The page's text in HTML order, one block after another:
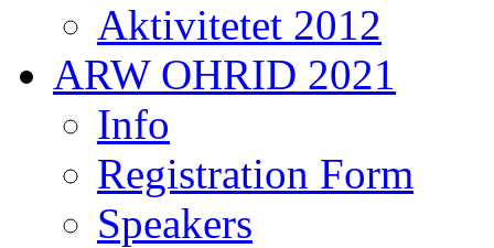
Aktivitetet 2012
ARW OHRID 2021
Info
Registration Form
Speakers